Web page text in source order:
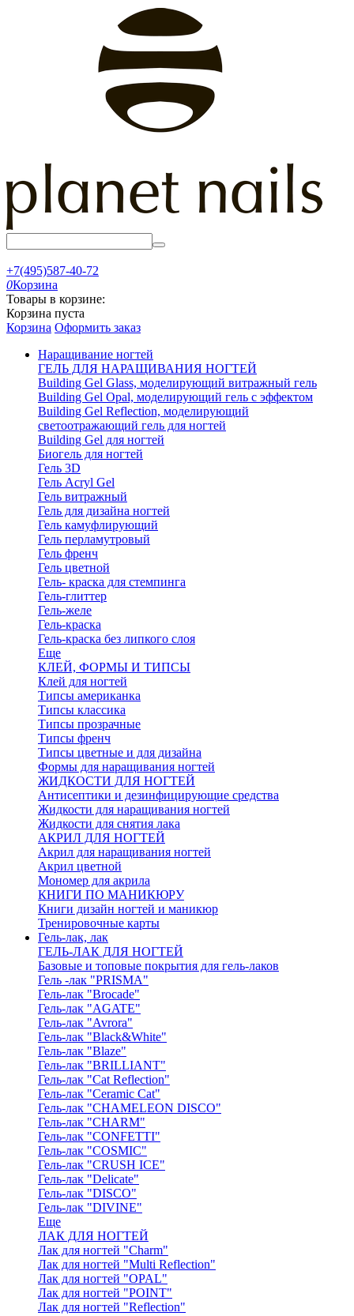
+7(495)587-40-72
0Корзина
Товары в корзине:
Корзина пуста
Корзина Оформить заказ
Наращивание ногтей
ГЕЛЬ ДЛЯ НАРАЩИВАНИЯ НОГТЕЙ
Building Gel Glass, моделирующий витражный гель
Building Gel Opal, моделирующий гель с эффектом
Building Gel Reflection, моделирующий
светоотражающий гель для ногтей
Building Gel для ногтей
Биогель для ногтей
Гель 3D
Гель Acryl Gel
Гель витражный
Гель для дизайна ногтей
Гель камуфлирующий
Гель перламутровый
Гель френч
Гель цветной
Гель- краска для стемпинга
Гель-глиттер
Гель-желе
Гель-краска
Гель-краска без липкого слоя
Еще
КЛЕЙ, ФОРМЫ И ТИПСЫ
Клей для ногтей
Типсы американка
Типсы классика
Типсы прозрачные
Типсы френч
Типсы цветные и для дизайна
Формы для наращивания ногтей
ЖИДКОСТИ ДЛЯ НОГТЕЙ
Антисептики и дезинфицирующие средства
Жидкости для наращивания ногтей
Жидкости для снятия лака
АКРИЛ ДЛЯ НОГТЕЙ
Акрил для наращивания ногтей
Акрил цветной
Мономер для акрила
КНИГИ ПО МАНИКЮРУ
Книги дизайн ногтей и маникюр
Тренировочные карты
Гель-лак, лак
ГЕЛЬ-ЛАК ДЛЯ НОГТЕЙ
Базовые и топовые покрытия для гель-лаков
Гель -лак "PRISMA"
Гель-лак "Brocade"
Гель-лак "AGATE"
Гель-лак "Avrora"
Гель-лак "Black&White"
Гель-лак "Blaze"
Гель-лак "BRILLIANT"
Гель-лак "Cat Reflection"
Гель-лак "Ceramic Cat"
Гель-лак "CHAMELEON DISCO"
Гель-лак "CHARM"
Гель-лак "CONFETTI"
Гель-лак "COSMIC"
Гель-лак "CRUSH ICE"
Гель-лак "Delicate"
Гель-лак "DISCO"
Гель-лак "DIVINE"
Еще
ЛАК ДЛЯ НОГТЕЙ
Лак для ногтей "Charm"
Лак для ногтей "Multi Reflection"
Лак для ногтей "OPAL"
Лак для ногтей "POINT"
Лак для ногтей "Reflection"